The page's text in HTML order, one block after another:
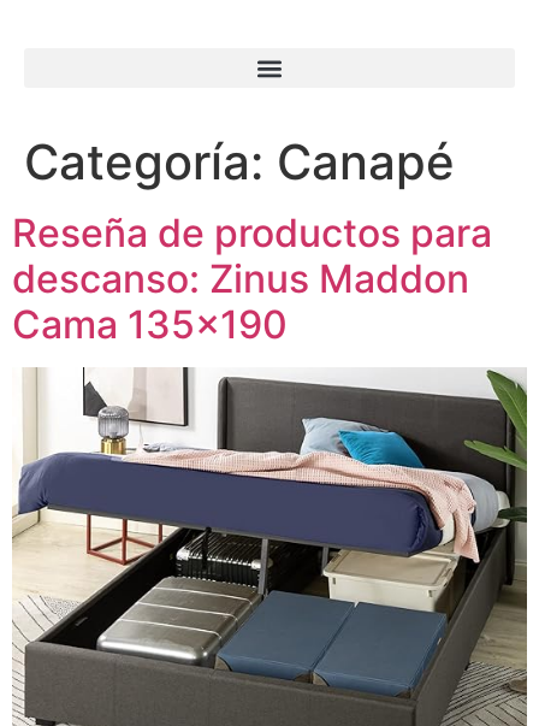
Categoría: Canapé
Reseña de productos para
descanso: Zinus Maddon
Cama 135×190